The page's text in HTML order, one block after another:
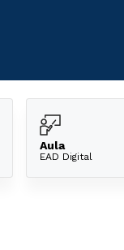
Aula
EAD Digital